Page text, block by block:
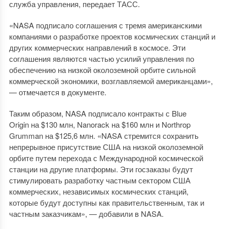
служба управления, передает ТАСС.
«NASA подписало соглашения с тремя американскими
компаниями о разработке проектов космических станций и
других коммерческих направлений в космосе. Эти
соглашения являются частью усилий управления по
обеспечению на низкой околоземной орбите сильной
коммерческой экономики, возглавляемой американцами»,
— отмечается в документе.
Таким образом, NASA подписало контракты с Blue
Origin на $130 млн, Nanorack на $160 млн и Northrop
Grumman на $125,6 млн. «NASA стремится сохранить
непрерывное присутствие США на низкой околоземной
орбите путем перехода с Международной космической
станции на другие платформы. Эти госзаказы будут
стимулировать разработку частным сектором США
коммерческих, независимых космических станций,
которые будут доступны как правительственным, так и
частным заказчикам», — добавили в NASA.